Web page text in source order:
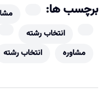
برچسب ها:
انتخاب رشته
مشاوره
انتخاب رشته